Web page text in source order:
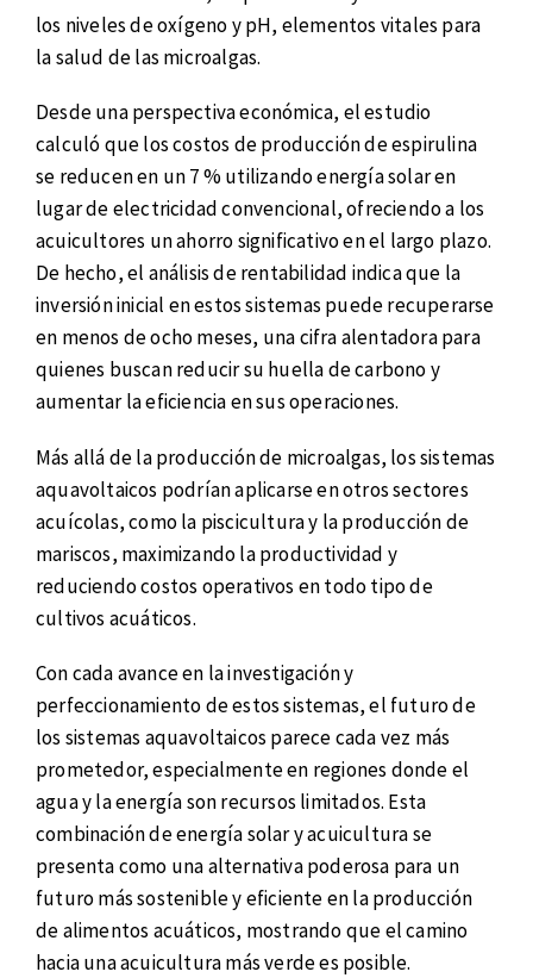
los niveles de oxígeno y pH, elementos vitales para
la salud de las microalgas.
Desde una perspectiva económica, el estudio
calculó que los costos de producción de espirulina
se reducen en un 7 % utilizando energía solar en
lugar de electricidad convencional, ofreciendo a los
acuicultores un ahorro significativo en el largo plazo.
De hecho, el análisis de rentabilidad indica que la
inversión inicial en estos sistemas puede recuperarse
en menos de ocho meses, una cifra alentadora para
quienes buscan reducir su huella de carbono y
aumentar la eficiencia en sus operaciones.
Más allá de la producción de microalgas, los sistemas
aquavoltaicos podrían aplicarse en otros sectores
acuícolas, como la piscicultura y la producción de
mariscos, maximizando la productividad y
reduciendo costos operativos en todo tipo de
cultivos acuáticos.
Con cada avance en la investigación y
perfeccionamiento de estos sistemas, el futuro de
los sistemas aquavoltaicos parece cada vez más
prometedor, especialmente en regiones donde el
agua y la energía son recursos limitados. Esta
combinación de energía solar y acuicultura se
presenta como una alternativa poderosa para un
futuro más sostenible y eficiente en la producción
de alimentos acuáticos, mostrando que el camino
hacia una acuicultura más verde es posible.